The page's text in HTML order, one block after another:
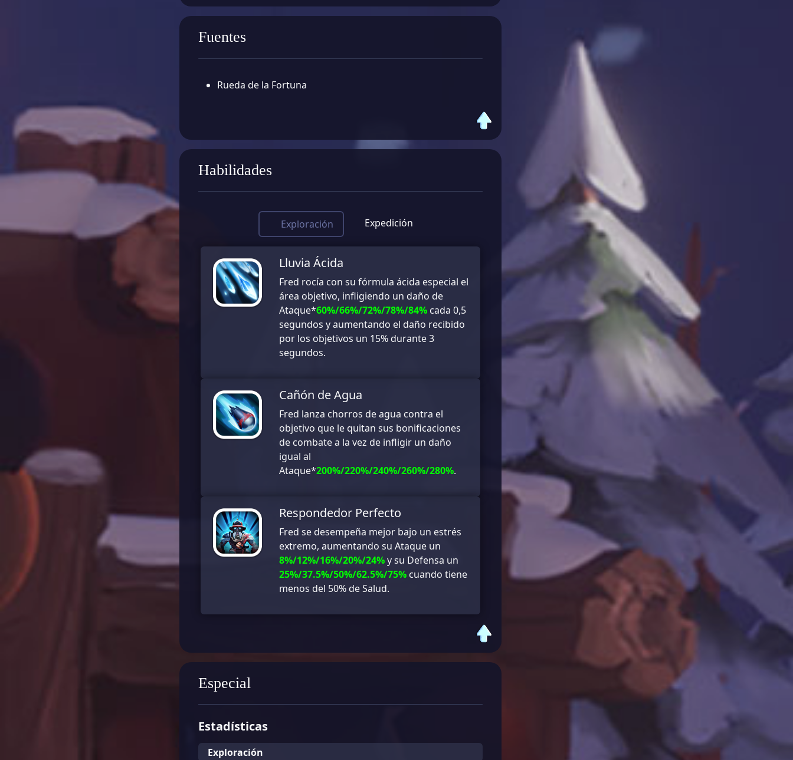
Fuentes
Rueda de la Fortuna
Habilidades
Exploración Expedición
Lluvia Ácida
Fred rocía con su fórmula ácida especial el
área objetivo, infligiendo un daño de
Ataque*60%/66%/72%/78%/84%cada 0,5
segundos y aumentando el daño recibido
por los objetivos un 15% durante 3
segundos.
Cañón de Agua
Fred lanza chorros de agua contra el
objetivo que le quitan sus bonificaciones
de combate a la vez de infligir un daño
igual al
Ataque*200%/220%/240%/260%/280%.
Respondedor Perfecto
Fred se desempeña mejor bajo un estrés
extremo, aumentando su Ataque un
8%/12%/16%/20%/24%y su Defensa un
25%/37.5%/50%/62.5%/75%cuando tiene
menos del 50% de Salud.
Especial
Estadísticas
Exploración